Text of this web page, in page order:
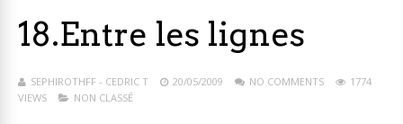
18.Entre les lignes
SEPHIROTHFF - CEDRIC T 20/05/2009 NO COMMENTS
1774
VIEWS
NON CLASSÉ